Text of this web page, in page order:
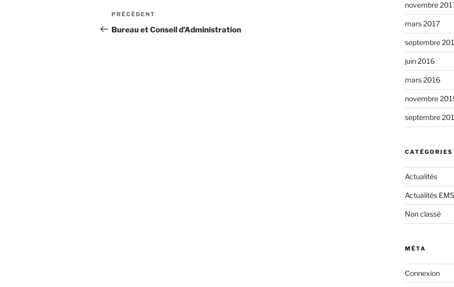
Navigation
de
Article
précédent
PRÉCÉDENT
Bureau et Conseil d’Administration
novembre
mars 2017
septembre
juin 2016
mars 2016
novembre
septembre
CATÉGORIES
Actualités
Actualités EMS
Non classé
MÉTA
Connexion